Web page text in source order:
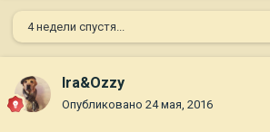
4 недели спустя...
Ira&Ozzy
Опубликовано 24 мая, 2016